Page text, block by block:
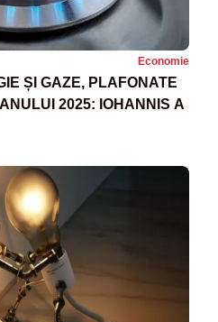
Economie
ȘI GAZE, PLAFONATE
2025: IOHANNIS A